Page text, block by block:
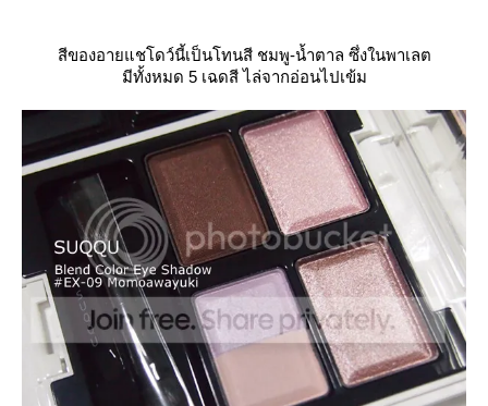
สีของอายแชโดว์นี้เป็นโทนสี ชมพู-น้ำตาล ซึ่งในพาเลต
มีทั้งหมด 5 เฉดสี ไล่จากอ่อนไปเข้ม